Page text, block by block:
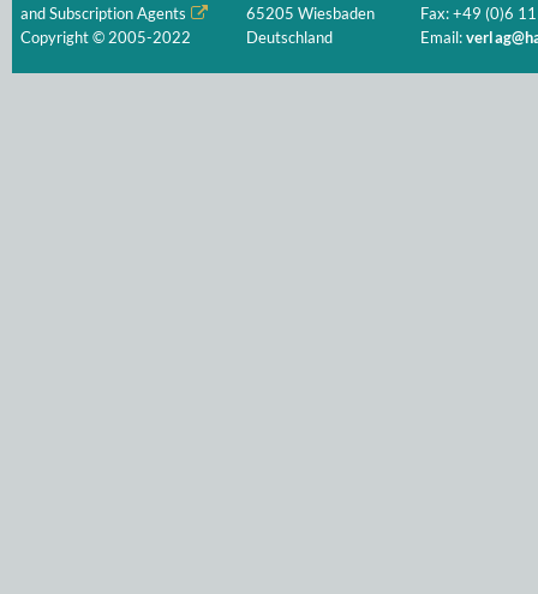
and Subscription Agents
Copyright © 2005-2022
65205 Wiesbaden
Deutschland
Fax: +49 (0)6
Email: